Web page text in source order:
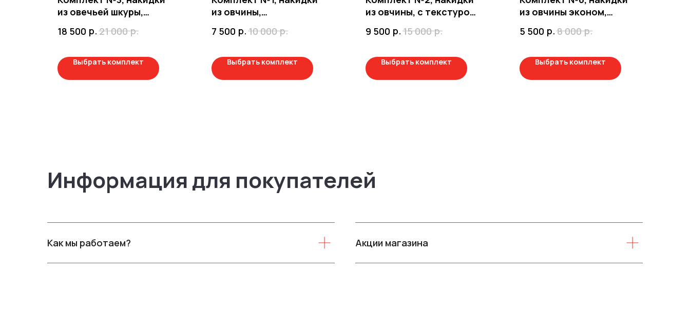
из овечьей шкуры,
силиконовый подклад
18 500 р. 21 000 р.
Выбрать комплект
из овчины,
7 500 р. 10 000 р.
Выбрать комплект
из овчины, с текстурой
подклад
9 500 р. 15 000 р.
Выбрать комплект
из овчины эконом,
5 500 р. 8 000 р.
Выбрать комплект
Информация для покупателей
Как мы работаем? Акции магазина